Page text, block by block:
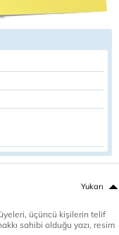
Yukarı
üçüncü kişilerin telif
sahibi olduğu yazı, resim